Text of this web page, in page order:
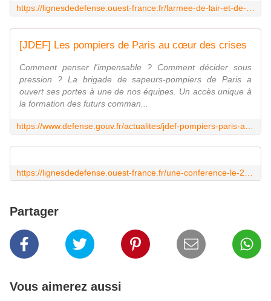
[JDEF] Les pompiers de Paris au cœur des crises
Comment penser l'impensable ? Comment décider sous
pression ? La brigade de sapeurs-pompiers de Paris a
ouvert ses portes à une de nos équipes. Un accès unique à
la formation des futurs comman...
Partager
Vous aimerez aussi